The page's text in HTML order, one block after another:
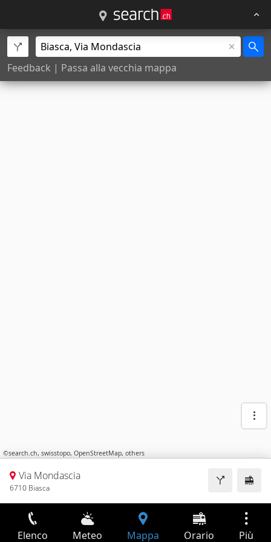
Feedback | Passa alla vecchia mappa
©search.ch, swisstopo, OpenStreetMap, others
Via Mondascia
6710 Biasca
Elenco Meteo Mappa Orario Più